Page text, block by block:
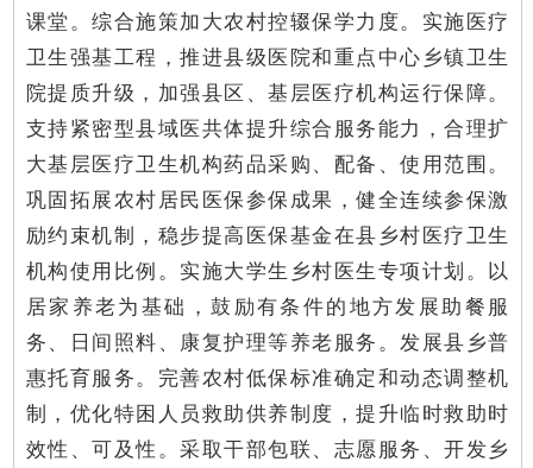
课堂。综合施策加大农村控辍保学力度。实施医疗
卫生强基工程，推进县级医院和重点中心乡镇卫生
院提质升级，加强县区、基层医疗机构运行保障。
支持紧密型县域医共体提升综合服务能力，合理扩
大基层医疗卫生机构药品采购、配备、使用范围。
巩固拓展农村居民医保参保成果，健全连续参保激
励约束机制，稳步提高医保基金在县乡村医疗卫生
机构使用比例。实施大学生乡村医生专项计划。以
居家养老为基础，鼓励有条件的地方发展助餐服
务、日间照料、康复护理等养老服务。发展县乡普
惠托育服务。完善农村低保标准确定和动态调整机
制，优化特困人员救助供养制度，提升临时救助时
效性、可及性。采取干部包联、志愿服务、开发乡